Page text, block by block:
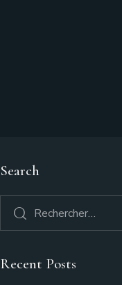
Search
Recent Posts